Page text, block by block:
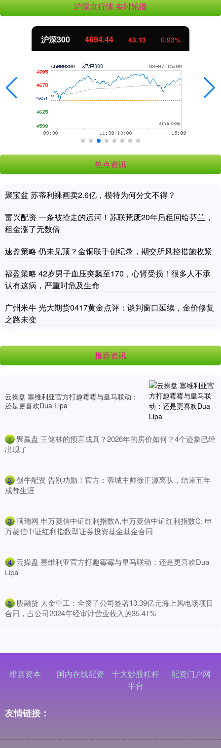
沪深京行情 实时轮播
北证50 1134.24 11.37 1.01%
热点资讯
聚宝盆 苏蒂利裸画卖2.6亿，模特为何分文不得？
富兴配资 一条被抢走的运河！苏联荒废20年后租回给芬兰，
租金涨了无数倍
速盈策略 仍未见顶？金铜联手创纪录，期交所风控措施收紧
福盈策略 42岁男子血压突飙至170，心肾受损！很多人不承
认有这病，严重时危及生命
广州米牛 光大期货0417黄金点评：谈判窗口延续，金价修复
之路未变
推荐资讯
云操盘 塞维利亚官方打趣霉霉与皇马联动：
还是更喜欢Dua Lipa
1 ​聚赢盘 王健林的预言成真？2026年的房价如何？4个迹象已经
出现了
2 ​创牛配资 告别功勋！官方：蓉城主帅徐正源离队，结束五年
成都生涯
3 ​满瑞网 申万菱信中证红利指数A,申万菱信中证红利指数C: 申
万菱信中证红利指数型证券投资基金基金合同
4 ​云操盘 塞维利亚官方打趣霉霉与皇马联动：还是更喜欢Dua
Lipa
5 ​股融贷 大金重工：全资子公司签署13.39亿元海上风电场项目
合同，占公司2024年经审计营业收入的35.41%
维嘉资本 国内在线配资
十大炒股杠杆
平台
配资门户网
友情链接：